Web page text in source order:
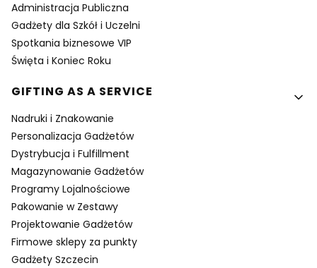
Administracja Publiczna
Gadżety dla Szkół i Uczelni
Spotkania biznesowe VIP
Święta i Koniec Roku
GIFTING AS A SERVICE
Nadruki i Znakowanie
Personalizacja Gadżetów
Dystrybucja i Fulfillment
Magazynowanie Gadżetów
Programy Lojalnościowe
Pakowanie w Zestawy
Projektowanie Gadżetów
Firmowe sklepy za punkty
Gadżety Szczecin